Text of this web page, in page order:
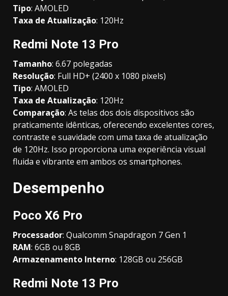
Tipo: AMOLED
Taxa de Atualização: 120Hz
Redmi Note 13 Pro
Tamanho: 6.67 polegadas
Resolução: Full HD+ (2400 x 1080 pixels)
Tipo: AMOLED
Taxa de Atualização: 120Hz
Comparação: As telas dos dois dispositivos são
praticamente idênticas, oferecendo excelentes cores,
contraste e suavidade com uma taxa de atualização
de 120Hz. Isso proporciona uma experiência visual
fluida e vibrante em ambos os smartphones.
Desempenho
Poco X6 Pro
Processador: Qualcomm Snapdragon 7 Gen 1
RAM: 6GB ou 8GB
Armazenamento Interno: 128GB ou 256GB
Redmi Note 13 Pro